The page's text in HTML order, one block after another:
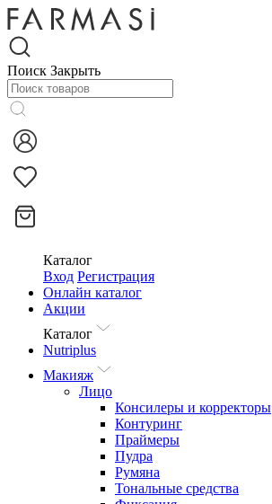
Поиск Закрыть
Каталог
Вход Регистрация
Онлайн каталог
Акции
Каталог
Nutriplus
Макияж
Лицо
Консилеры и корректоры
Контуринг
Праймеры
Пудра
Румяна
Тональные средства